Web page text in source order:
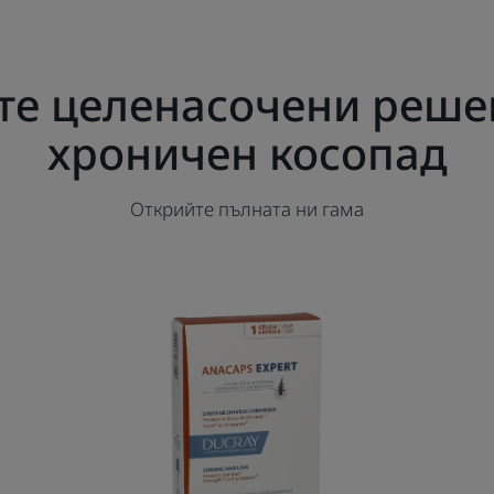
целенасочени
хроничен косопад
Открийте пълната ни гама
ANACAPS
EXPERT
хранителна
добавка
при
хроничен
косопад